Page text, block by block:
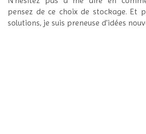
pensez de ce choix de stockage. Et
solutions, je suis preneuse d'idées